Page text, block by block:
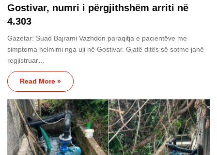
Gostivar, numri i përgjithshëm arriti në
4.303
Gazetar: Suad Bajrami Vazhdon paraqitja e pacientëve me
simptoma helmimi nga uji në Gostivar. Gjatë ditës së sotme janë
regjistruar…
Read More »